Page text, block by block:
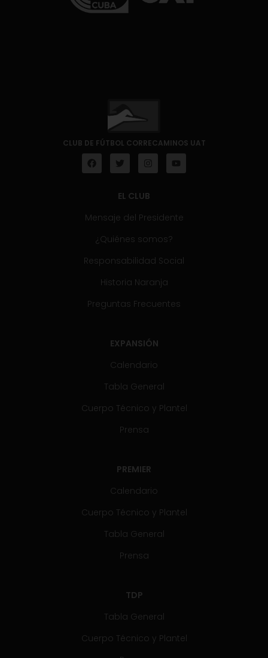
CLUB DE FÚTBOL CORRECAMINOS UAT
EL CLUB
Mensaje del Presidente
¿Quiénes somos?
Responsabilidad Social
Historia Naranja
Preguntas Frecuentes
EXPANSIÓN
Calendario
Tabla General
Cuerpo Técnico y Plantel
Prensa
PREMIER
Calendario
Cuerpo Técnico y Plantel
Tabla General
Prensa
TDP
Tabla General
Cuerpo Técnico y Plantel